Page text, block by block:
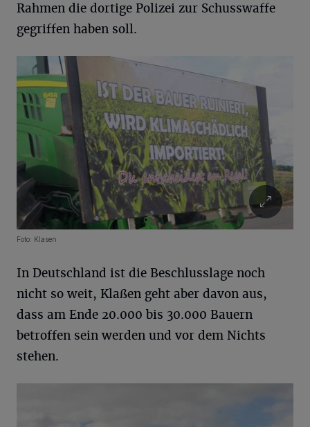
Rahmen die dortige Polizei zur Schusswaffe
gegriffen haben soll.
Foto: Klasen
In Deutschland ist die Beschlusslage noch
nicht so weit, Klaßen geht aber davon aus,
dass am Ende 20.000 bis 30.000 Bauern
betroffen sein werden und vor dem Nichts
stehen.